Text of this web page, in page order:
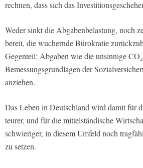
rechnen, dass sich das
Weder sinkt die Abgabenbelastung, noch
bereit, die wuchernde Bürokratie
Gegenteil: Abgaben wie die unsinnige
Bemessungsgrundlagen der
anziehen.
Das Leben in Deutschland wird damit für
teurer, und für die mittelständische
schwieriger, in diesem Umfeld noch
zu setzen.